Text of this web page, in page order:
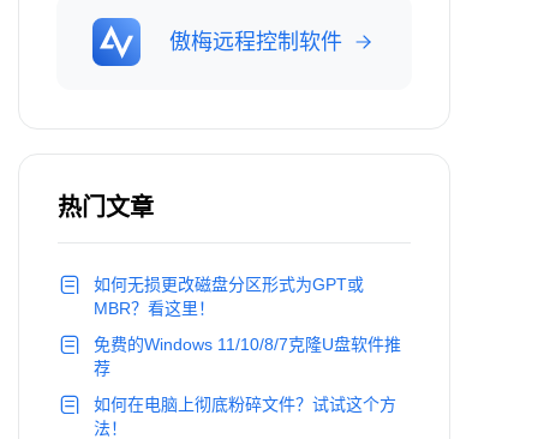
傲梅远程控制软件
热门文章
如何无损更改磁盘分区形式为GPT或
MBR？看这里！
免费的Windows 11/10/8/7克隆U盘软件推
荐
如何在电脑上彻底粉碎文件？试试这个方
法！